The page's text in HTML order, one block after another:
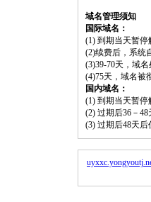
域名管理须知
国际域名：
(1) 到期当天暂
(2)续费后，系统
(3)39-70天，域
(4)75天，域名被
国内域名：
(1) 到期当天暂
(2) 过期后36－
(3) 过期后48天